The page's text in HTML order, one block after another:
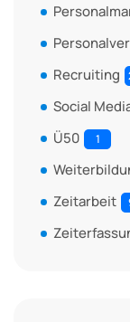
Recruiting
Social
Ü50 1
Zeitarbeit